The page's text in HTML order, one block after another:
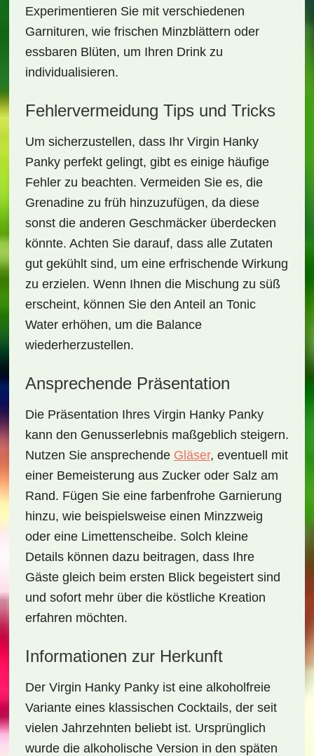
Experimentieren Sie mit verschiedenen
Garnituren, wie frischen Minzblättern oder
essbaren Blüten, um Ihren Drink zu
individualisieren.
Fehlervermeidung Tips und Tricks
Um sicherzustellen, dass Ihr Virgin Hanky
Pankyperfekt gelingt, gibt es einige häufige
Fehler zu beachten. Vermeiden Sie es, die
Grenadine zu früh hinzuzufügen, da diese
sonst die anderen Geschmäcker überdecken
könnte. Achten Sie darauf, dass alle Zutaten
gut gekühlt sind, um eine erfrischende Wirkung
zu erzielen. Wenn Ihnen die Mischung zu süß
erscheint, können Sie den Anteil an Tonic
Water erhöhen, um die Balance
wiederherzustellen.
Ansprechende Präsentation
Die Präsentation Ihres Virgin Hanky Panky
kann den Genusserlebnis maßgeblich steigern.
Nutzen Sie ansprechende Gläser, eventuell mit
einer Bemeisterung aus Zucker oder Salz am
Rand. Fügen Sie eine farbenfrohe Garnierung
hinzu, wie beispielsweise einen Minzzweig
oder eine Limettenscheibe. Solch kleine
Details können dazu beitragen, dass Ihre
Gäste gleich beim ersten Blick begeistert sind
und sofort mehr über die köstliche Kreation
erfahren möchten.
Informationen zur Herkunft
Der Virgin Hanky Pankyist eine alkoholfreie
Variante eines klassischen Cocktails, der seit
vielen Jahrzehnten beliebt ist. Ursprünglich
wurde die alkoholische Version in den späten